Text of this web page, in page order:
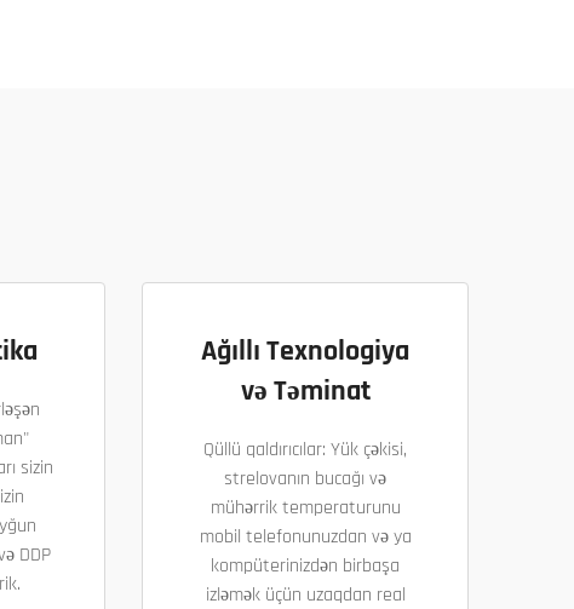
sizin
DDP
Ağıllı Texnologiya
və Təminat
Qüllü qaldırıcılar: Yük çəkisi,
strelovanın bucağı və
mühərrik temperaturunu
mobil telefonunuzdan və ya
kompüterinizdən birbaşa
izləmək üçün uzaqdan real